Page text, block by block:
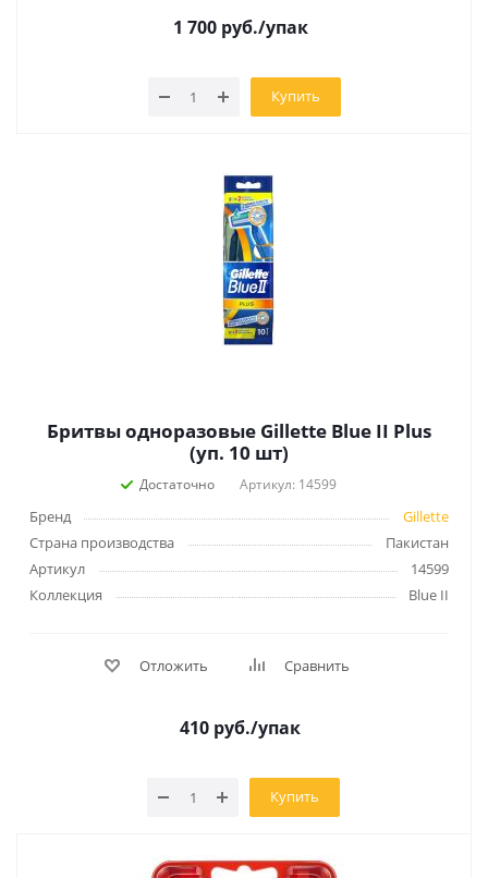
1 700руб./упак
Купить
Бритвы одноразовые Gillette Blue II Plus
(уп. 10 шт)
Достаточно Артикул: 14599
Бренд
Gillette
Страна производства
Пакистан
Артикул
14599
Коллекция
Blue II
Отложить Сравнить
410руб./упак
Купить